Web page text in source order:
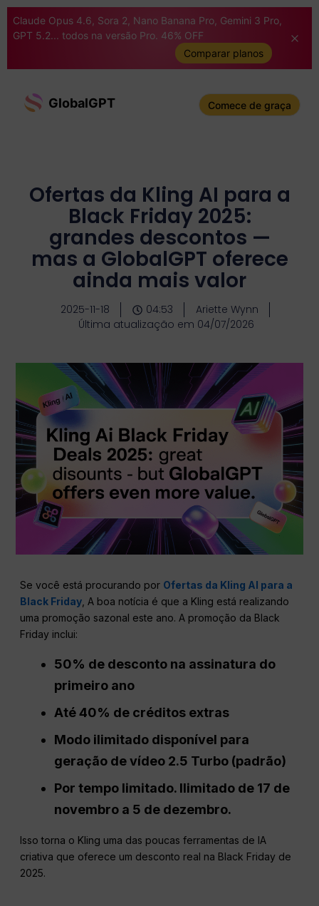
Claude Opus 4.6, Sora 2, Nano Banana Pro, Gemini 3 Pro,
GPT 5.2... todos na versão Pro. 46% OFF
Comparar planos
GlobalGPT Comece de graça
Ofertas da Kling AI para a
Black Friday 2025:
grandes descontos —
mas a GlobalGPT oferece
ainda mais valor
2025-11-18 04:53
Ariette Wynn
Última atualização em 04/07/2026
Se você está procurando por Ofertas da Kling AI para a
Black Friday , A boa notícia é que a Kling está realizando
uma promoção sazonal este ano. A promoção da Black
Friday inclui:
50% de desconto na assinatura do
primeiro ano
Até 40% de créditos extras
Modo ilimitado disponível para
geração de vídeo 2.5 Turbo (padrão)
Por tempo limitado. Ilimitado de 17 de
novembro a 5 de dezembro.
Isso torna o Kling uma das poucas ferramentas de IA
criativa que oferece um desconto real na Black Friday de
2025.